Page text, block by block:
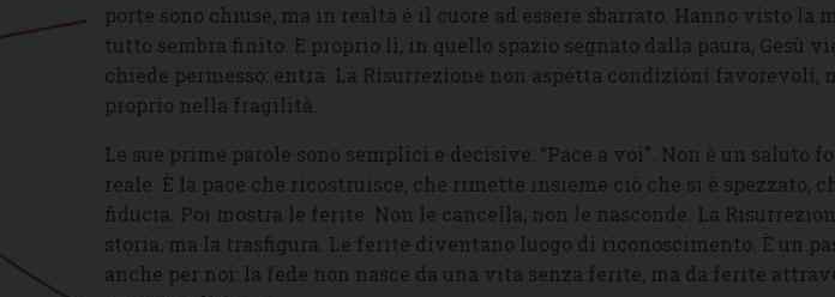
porte sono chiuse, ma in realtà è il cuore ad essere sbarrato. Hanno visto la
tutto sembra finito. E proprio lì, in quello spazio segnato dalla paura, Gesù
chiede permesso: entra. La Risurrezione non aspetta condizioni favorevoli,
proprio nella fragilità.
Le sue prime parole sono semplici e decisive: “Pace a voi”. Non è un saluto
reale. È la pace che ricostruisce, che rimette insieme ciò che si è spezzato,
fiducia. Poi mostra le ferite. Non le cancella, non le nasconde. La
storia, ma la trasfigura. Le ferite diventano luogo di riconoscimento. È un
anche per noi: la fede non nasce da una vita senza ferite, ma da ferite